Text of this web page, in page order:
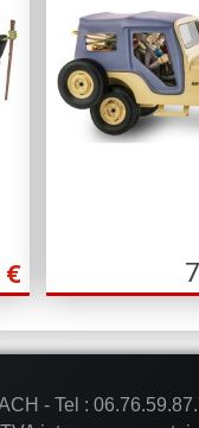
€
véhicule en
- Tel :